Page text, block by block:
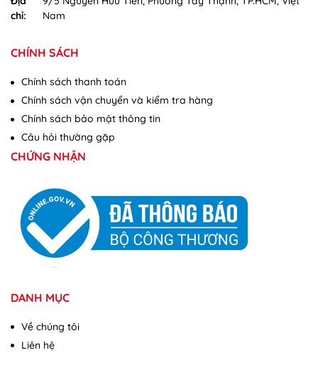
chỉ:
Nam
CHÍNH SÁCH
Chính sách thanh toán
Chính sách vận chuyển và kiểm tra hàng
Chính sách bảo mật thông tin
Câu hỏi thường gặp
CHỨNG NHẬN
DANH MỤC
Về chúng tôi
Liên hệ